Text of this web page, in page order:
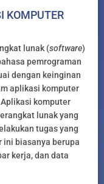
KOMPUTER
lunak (software)
pemrograman
dengan keinginan
aplikasi komputer
komputer
lunak yang
tugas yang
ini biasanya berupa
kerja, dan data